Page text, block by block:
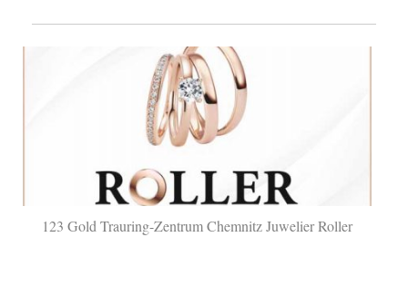
123 Gold Trauring-Zentrum Chemnitz Juwelier Roller